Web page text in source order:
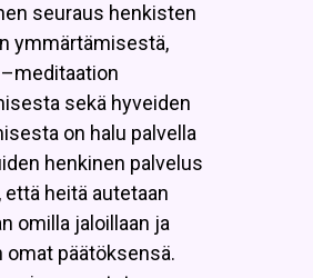
seuraus henkisten
ymmärtämisestä,
sekä hyveiden
on halu palvella
henkinen palvelus
että heitä autetaan
omilla jaloillaan ja
omat päätöksensä.